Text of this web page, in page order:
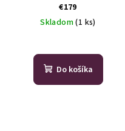
€179
Skladom(1 ks)
Do košíka